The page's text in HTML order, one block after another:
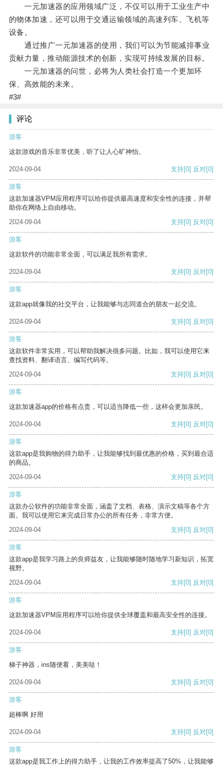
一元加速器的应用领域广泛，不仅可以用于工业生产中
的物体加速，还可以用于交通运输领域的高速列车、飞机等
设备。
通过推广一元加速器的使用，我们可以为节能减排事业
贡献力量，推动能源技术的创新，实现可持续发展的目标。
一元加速器的问世，必将为人类社会打造一个更加环
保、高效能的未来。
#3#
评论
游客
这款游戏的音乐非常优美，听了让人心旷神怡。
2024-09-04 支持[0] 反对[0]
游客
这款加速器VPM应用程序可以给你提供最高速度和安全性的连接，并帮
助你在网络上自由移动。
2024-09-04
支持[0] 反对[0]
游客
这款软件的功能非常全面，可以满足我所有需求。
2024-09-04 支持[0] 反对[0]
游客
这款app就像我的社交平台，让我能够与志同道合的朋友一起交流。
2024-09-04 支持[0] 反对[0]
游客
这款软件非常实用，可以帮助我解决很多问题。比如，我可以使用它来
查找资料、翻译语言、编写代码等。
2024-09-04
支持[0] 反对[0]
游客
这款加速器app的价格有点贵，可以适当降低一些，这样会更加亲民。
2024-09-04 支持[0] 反对[0]
游客
这款app是我购物的得力助手，让我能够找到最优惠的价格，买到最合适
的商品。
2024-09-04
支持[0] 反对[0]
游客
这款办公软件的功能非常全面，涵盖了文档、表格、演示文稿等各个方
面。我可以使用它来完成日常办公的所有任务，非常方便。
2024-09-04
支持[0] 反对[0]
游客
这款app是我学习路上的良师益友，让我能够随时随地学习新知识，拓宽
视野。
2024-09-04
支持[0] 反对[0]
游客
这款加速器VPM应用程序可以给你提供全球覆盖和最高安全性的连接。
2024-09-04 支持[0] 反对[0]
游客
梯子神器，ins随便看，美美哒！
2024-09-04 支持[0] 反对[0]
游客
超棒啊 好用
2024-09-04 支持[0] 反对[0]
游客
这款app是我工作上的得力助手，让我的工作效率提高了50%，让我能够